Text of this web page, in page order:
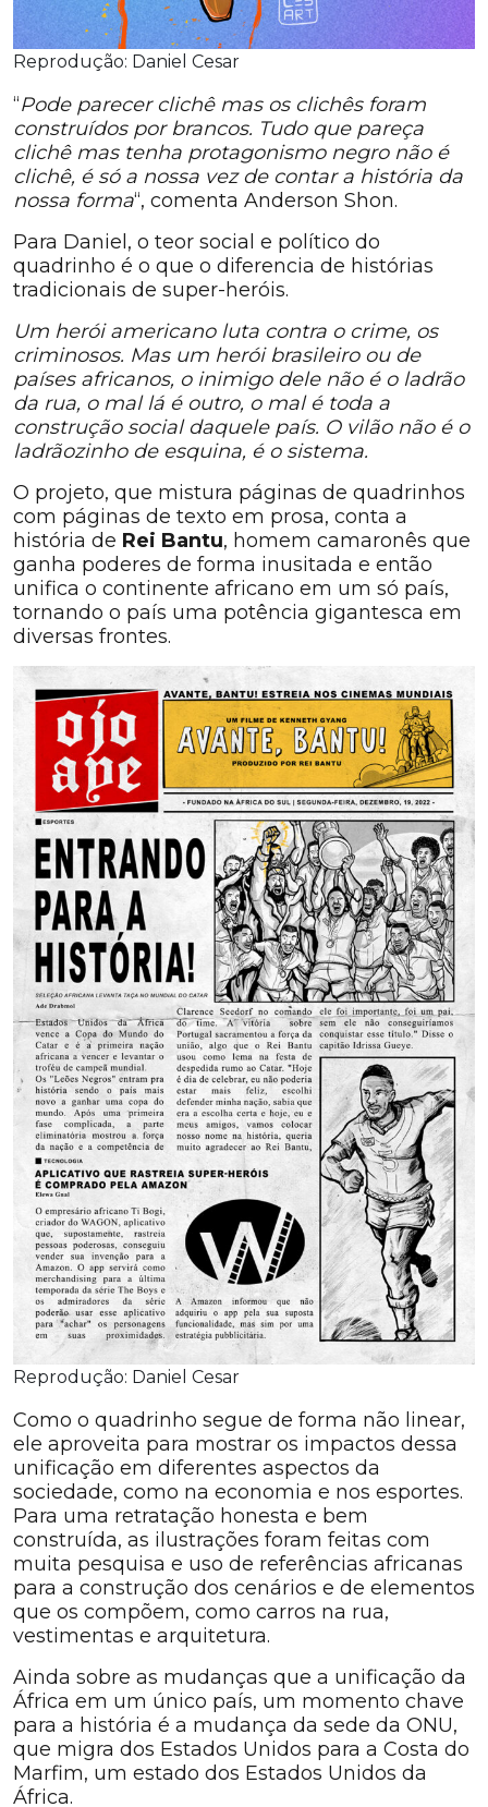
Reprodução: Daniel Cesar
“Pode parecer clichê mas os clichês foram
construídos por brancos. Tudo que pareça
clichê mas tenha protagonismo negro não é
clichê, é só a nossa vez de contar a história da
nossa forma“, comenta Anderson Shon.
Para Daniel, o teor social e político do
quadrinho é o que o diferencia de histórias
tradicionais de super-heróis.
Um herói americano luta contra o crime, os
criminosos. Mas um herói brasileiro ou de
países africanos, o inimigo dele não é o ladrão
da rua, o mal lá é outro, o mal é toda a
construção social daquele país. O vilão não é o
ladrãozinho de esquina, é o sistema.
O projeto, que mistura páginas de quadrinhos
com páginas de texto em prosa, conta a
história de Rei Bantu, homem camaronês que
ganha poderes de forma inusitada e então
unifica o continente africano em um só país,
tornando o país uma potência gigantesca em
diversas frontes.
Reprodução: Daniel Cesar
Como o quadrinho segue de forma não linear,
ele aproveita para mostrar os impactos dessa
unificação em diferentes aspectos da
sociedade, como na economia e nos esportes.
Para uma retratação honesta e bem
construída, as ilustrações foram feitas com
muita pesquisa e uso de referências africanas
para a construção dos cenários e de elementos
que os compõem, como carros na rua,
vestimentas e arquitetura.
Ainda sobre as mudanças que a unificação da
África em um único país, um momento chave
para a história é a mudança da sede da ONU,
que migra dos Estados Unidos para a Costa do
Marfim, um estado dos Estados Unidos da
África.